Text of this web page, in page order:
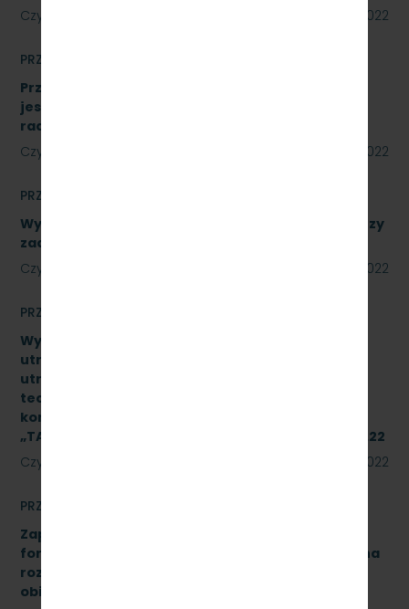
Czytaj dalej
19 lipca 2022
PRZETARGI
Przetarg nieograniczony, którego przedmiotem
jest wykonanie modernizacji istniejących
radiotelefonów [znak: SKMMU.086.41.22]
Czytaj dalej
18 lipca 2022
PRZETARGI
Wykonanie naprawy podzespołów, obejmujące trzy
zadania. Numer referencyjny: SKMMU.086.39.22
Czytaj dalej
18 lipca 2022
PRZETARGI
Wykonanie naprawy czwartego poziomu
utrzymania (P4) wg dokumentacji systemu
utrzymania typu pojazdu oraz dokumentacji
techniczno–ruchowej producenta podzespołu 2
kompletów układów hamulcowych produkcji IPS
„TABOR” w Poznaniu. Znak sprawy: SKMMU.086.29.22
Czytaj dalej
15 lipca 2022
PRZETARGI
Zapytanie ofertowe na opracowanie analizy
formalno-prawnej wraz z koncepcją techniczną na
rozbudowę i modernizację kanalizacji sanitarnej
obiektu A-13 na stacji Gdynia Cisowa Postojowa.